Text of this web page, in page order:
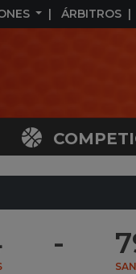
ÁRBITROS
-